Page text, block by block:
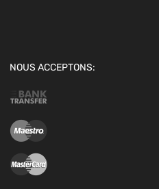
NOUS ACCEPTONS: